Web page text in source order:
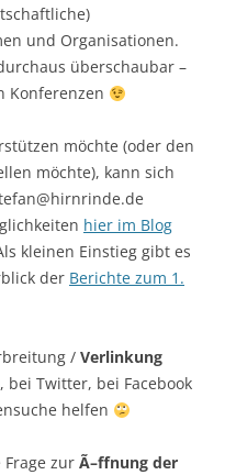
und Organisationen.
überschaubar –
Konferenzen
möchte (oder den
möchte), kann sich
hier im Blog
kleinen Einstieg gibt es
der Berichte zum 1.
/ Verlinkung
bei Twitter, bei Facebook
helfen
zur Ã–ffnung der